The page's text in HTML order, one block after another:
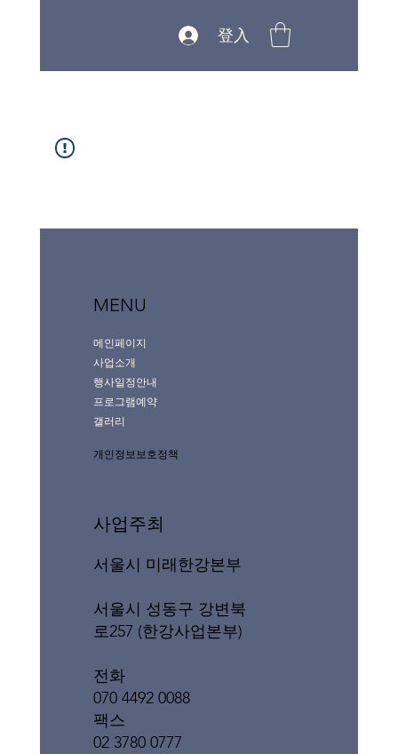
登入
MENU
메인페이지
사업소개
행사일정안내
프로그램예약
갤러리
개인정보보호정책
사업주최
서울시 미래한강본부
서울시 성동구 강변북
로257 (한강사업본부)
전화
070 4492 0088
팩스
02 3780 0777